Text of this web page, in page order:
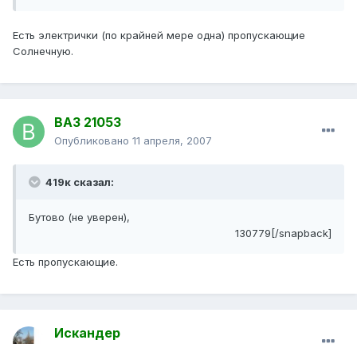
Есть электрички (по крайней мере одна) пропускающие
Солнечную.
ВАЗ 21053
Опубликовано 11 апреля, 2007
419к сказал:
Бутово (не уверен),
130779[/snapback]
Есть пропускающие.
Искандер